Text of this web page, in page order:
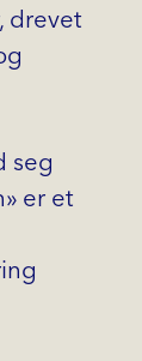
drevet
seg
er et